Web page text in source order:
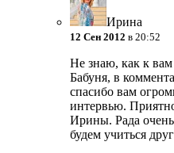
Ирина
12 Сен 2012 в 20:52
Не знаю, как к вам
Бабуня, в
спасибо вам
интервью.
Ирины. Рада
будем учиться